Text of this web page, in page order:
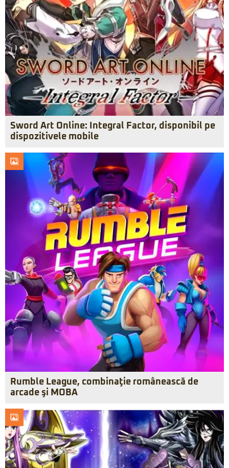
Sword Art Online: Integral Factor, disponibil pe
dispozitivele mobile
Rumble League, combinaţie românească de
arcade şi MOBA